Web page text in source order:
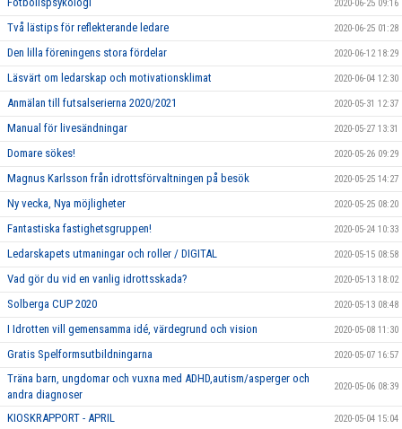
2020-06-25 09:16
Två lästips för reflekterande ledare 2020-06-25 01:28
Den lilla föreningens stora fördelar 2020-06-12 18:29
Läsvärt om ledarskap och motivationsklimat 2020-06-04 12:30
Anmälan till futsalserierna 2020/2021 2020-05-31 12:37
Manual för livesändningar 2020-05-27 13:31
Domare sökes! 2020-05-26 09:29
Magnus Karlsson från idrottsförvaltningen på besök 2020-05-25 14:27
Ny vecka, Nya möjligheter 2020-05-25 08:20
Fantastiska fastighetsgruppen! 2020-05-24 10:33
Ledarskapets utmaningar och roller / DIGITAL 2020-05-15 08:58
Vad gör du vid en vanlig idrottsskada? 2020-05-13 18:02
Solberga CUP 2020 2020-05-13 08:48
I Idrotten vill gemensamma idé, värdegrund och vision 2020-05-08 11:30
Gratis Spelformsutbildningarna 2020-05-07 16:57
Träna barn, ungdomar och vuxna med ADHD,autism/asperger och
andra diagnoser
2020-05-06 08:39
KIOSKRAPPORT - APRIL 2020-05-04 15:04